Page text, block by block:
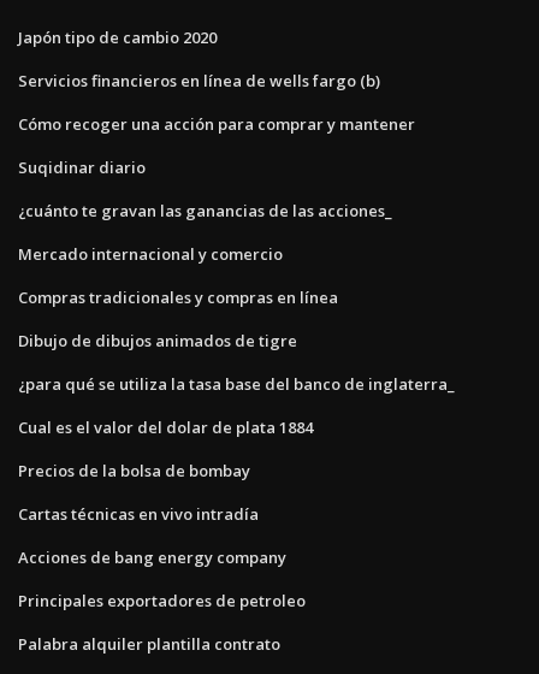
Japón tipo de cambio 2020
Servicios financieros en línea de wells fargo (b)
Cómo recoger una acción para comprar y mantener
Suqidinar diario
¿cuánto te gravan las ganancias de las acciones_
Mercado internacional y comercio
Compras tradicionales y compras en línea
Dibujo de dibujos animados de tigre
¿para qué se utiliza la tasa base del banco de inglaterra_
Cual es el valor del dolar de plata 1884
Precios de la bolsa de bombay
Cartas técnicas en vivo intradía
Acciones de bang energy company
Principales exportadores de petroleo
Palabra alquiler plantilla contrato